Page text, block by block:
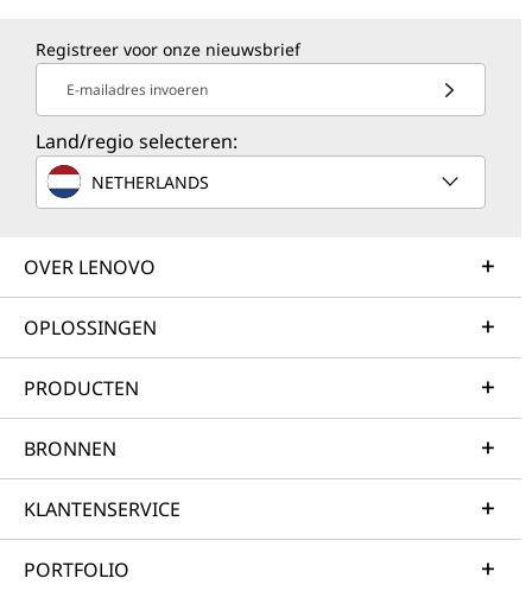
Registreer voor onze nieuwsbrief
E-mailadres invoeren
Land/regio selecteren:
NETHERLANDS
OVER LENOVO
OPLOSSINGEN
PRODUCTEN
BRONNEN
KLANTENSERVICE
PORTFOLIO